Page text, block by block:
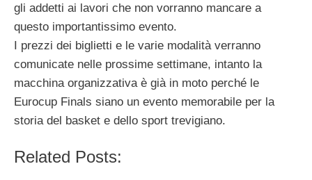
gli addetti ai lavori che non vorranno mancare a
questo importantissimo evento.
I prezzi dei biglietti e le varie modalità verranno
comunicate nelle prossime settimane, intanto la
macchina organizzativa è già in moto perché le
Eurocup Finals siano un evento memorabile per la
storia del basket e dello sport trevigiano.
Related Posts: